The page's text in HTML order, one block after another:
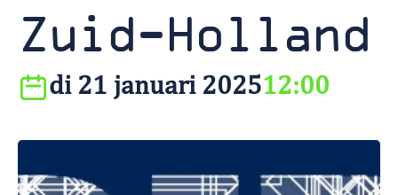
Zuid-Holland
di 21 januari 202512:00